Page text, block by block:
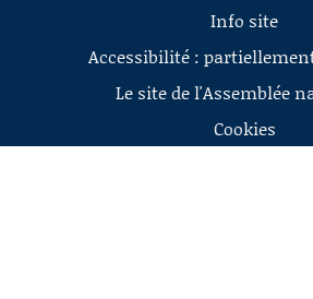
Info site
Accessibilité :
Le site de l'Assemblée
Cookies